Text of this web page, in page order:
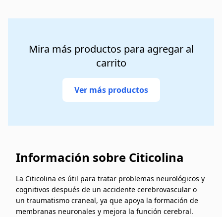
Mira más productos para agregar al
carrito
Ver más productos
Información sobre Citicolina
La Citicolina es útil para tratar problemas neurológicos y
cognitivos después de un accidente cerebrovascular o
un traumatismo craneal, ya que apoya la formación de
membranas neuronales y mejora la función cerebral.